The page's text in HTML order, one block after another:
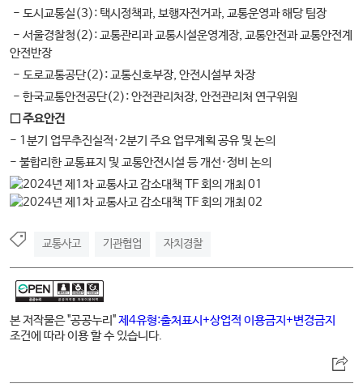
- 도시교통실(3): 택시정책과, 보행자전거과, 교통운영과 해당 팀장
- 서울경찰청(2): 교통관리과 교통시설운영계장, 교통안전과 교통안전계
안전반장
- 도로교통공단(2): 교통신호부장, 안전시설부 차장
- 한국교통안전공단(2): 안전관리처장, 안전관리처 연구위원
□ 주요안건
- 1분기 업무추진실적·2분기 주요 업무계획 공유 및 논의
- 불합리한 교통표지 및 교통안전시설 등 개선·정비 논의
교통사고 기관협업 자치경찰
본 저작물은 "공공누리"제4유형:출처표시+상업적 이용금지+변경금지
조건에 따라 이용 할 수 있습니다.